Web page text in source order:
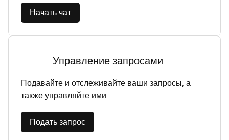
Начать чат
Управление запросами
Подавайте и отслеживайте ваши запросы, а
также управляйте ими
Подать запрос